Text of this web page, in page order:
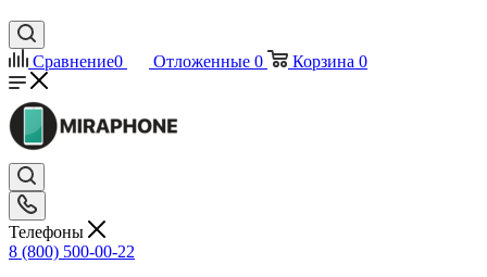
Сравнение0 Отложенные 0 Корзина 0
Телефоны
8 (800) 500-00-22